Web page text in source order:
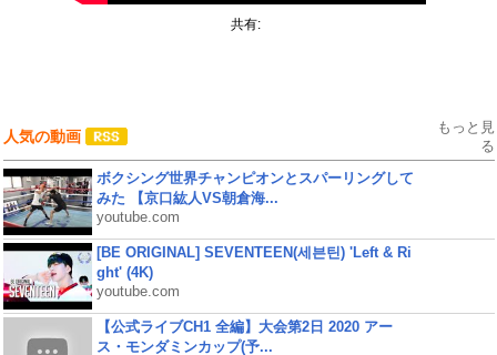
共有:
人気の動画
もっと見
る
ボクシング世界チャンピオンとスパーリングして
みた 【京口紘人VS朝倉海...
youtube.com
[BE ORIGINAL] SEVENTEEN(세븐틴) 'Left & Ri
ght' (4K)
youtube.com
【公式ライブCH1 全編】大会第2日 2020 アー
ス・モンダミンカップ(予...